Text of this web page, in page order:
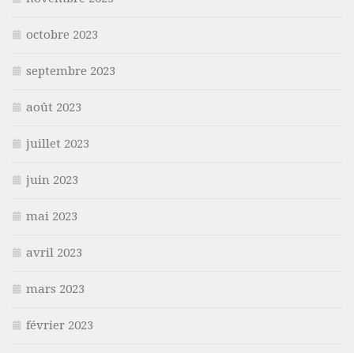
octobre 2023
septembre 2023
août 2023
juillet 2023
juin 2023
mai 2023
avril 2023
mars 2023
février 2023